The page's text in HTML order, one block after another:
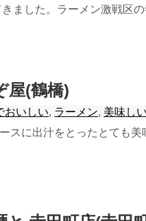
ました。ラーメン激戦区
屋(鶴橋)
おいしい, ラーメン, 美味し
スに出汁をとったとても美